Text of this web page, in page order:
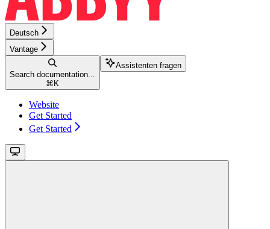
Deutsch
Vantage
Search documentation...
⌘ K
Assistenten fragen
Website
Get Started
Get Started